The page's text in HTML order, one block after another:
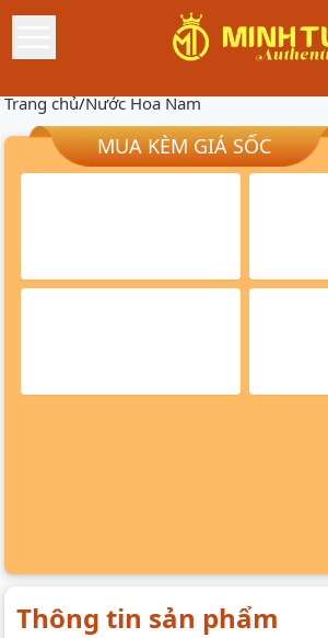
Trang chủ/Nước Hoa Nam
MUA KÈM GIÁ SỐC
Thông tin sản phẩm